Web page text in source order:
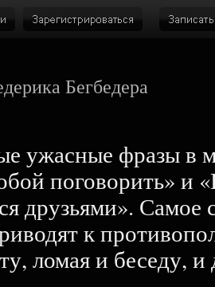
Бегбедера
ужасные фразы в
поговорить» и
друзьями».
к
ломая и беседу,